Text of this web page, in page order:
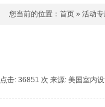
您当前的位置： 首页 » 活动专
点击: 36851 次 来源: 美国室内